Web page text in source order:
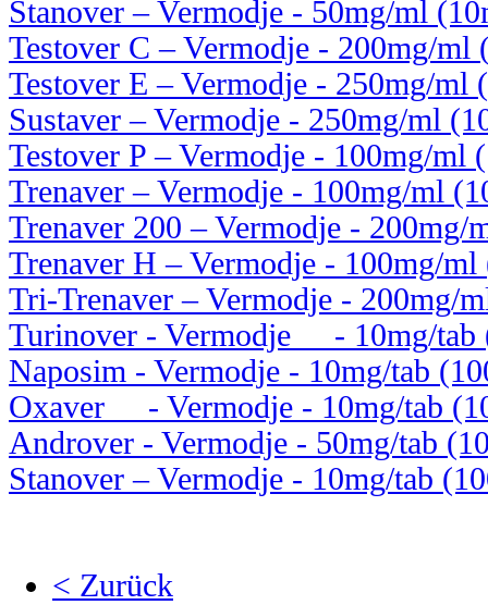
Stanover – Vermodje - 50mg/ml
Testover C – Vermodje - 200mg/
Testover E – Vermodje - 250mg/ml
Sustaver – Vermodje - 250mg/ml
Testover P – Vermodje - 100mg/ml
Trenaver – Vermodje - 100mg/ml
Trenaver 200 – Vermodje -
Trenaver H – Vermodje - 100mg/
Tri-Trenaver – Vermodje - 200mg/
Turinover - Vermodje - 10mg/tab
Naposim - Vermodje - 10mg/tab
Oxaver - Vermodje - 10mg/tab
Androver - Vermodje - 50mg/tab
Stanover – Vermodje - 10mg/tab
< Zurück